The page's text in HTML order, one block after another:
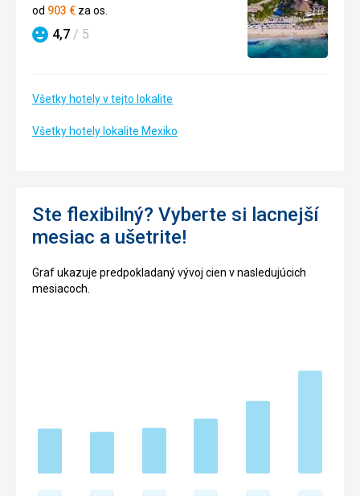
od 903 € za os.
Hodnotenie
4,7 / 5
Všetky hotely v tejto lokalite
Všetky hotely lokalite Mexiko
Ste flexibilný? Vyberte si lacnejší
mesiac a ušetrite!
Graf ukazuje predpokladaný vývoj cien v nasledujúcich
mesiacoch.